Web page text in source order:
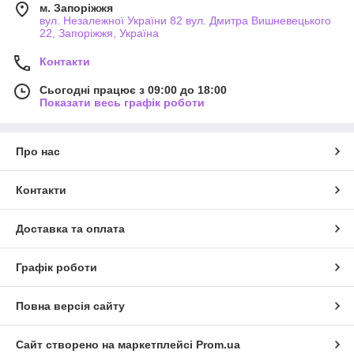
м. Запоріжжя
вул. Незалежної України 82 вул. Дмитра Вишневецького
22, Запоріжжя, Україна
Контакти
Сьогодні працює з 09:00 до 18:00
Показати весь графік роботи
Про нас
Контакти
Доставка та оплата
Графік роботи
Повна версія сайту
Сайт створено на маркетплейсі Prom.ua